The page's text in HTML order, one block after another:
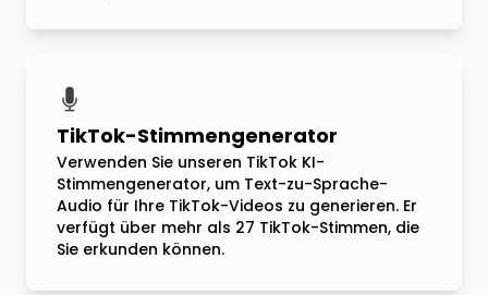
TikTok-Stimmengenerator
Verwenden Sie unseren TikTok KI-
Stimmengenerator, um Text-zu-Sprache-
Audio für Ihre TikTok-Videos zu generieren. Er
verfügt über mehr als 27 TikTok-Stimmen, die
Sie erkunden können.